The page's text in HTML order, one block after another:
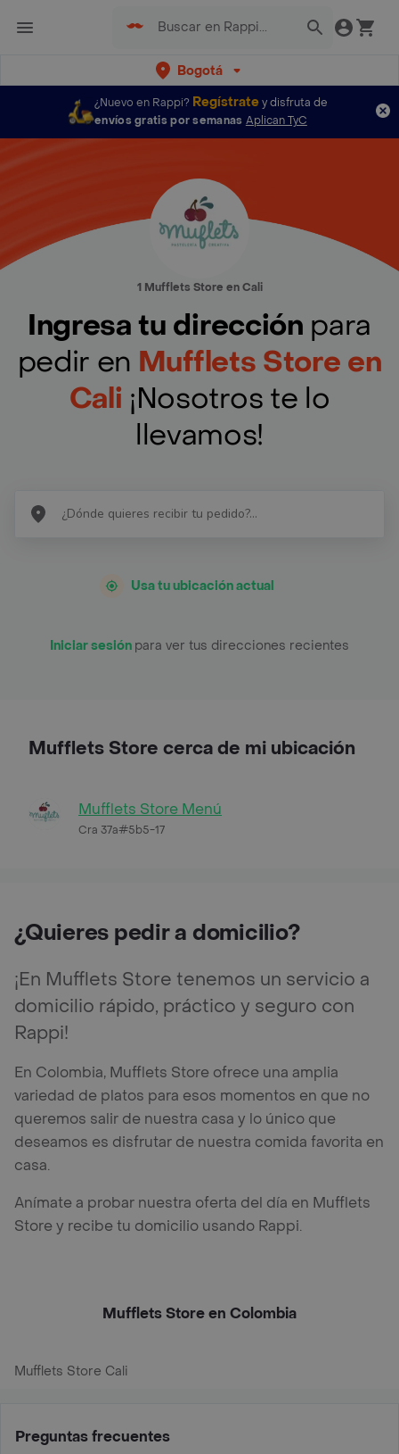
Bogotá
¿Nuevo en Rappi? Regístratey disfruta de
envíos gratis por semanas Aplican TyC
1 Mufflets Store en Cali
Ingresa tu dirección para
pedir en Mufflets Store en
Cali ¡Nosotros te lo
llevamos!
Usa tu ubicación actual
Iniciar sesión para ver tus direcciones recientes
Mufflets Store cerca de mi ubicación
Mufflets Store Menú
Cra 37a#5b5-17
¿Quieres pedir a domicilio?
¡En Mufflets Store tenemos un servicio a
domicilio rápido, práctico y seguro con
Rappi!
En Colombia, Mufflets Store ofrece una amplia
variedad de platos para esos momentos en que no
queremos salir de nuestra casa y lo único que
deseamos es disfrutar de nuestra comida favorita en
casa.
Anímate a probar nuestra oferta del día en Mufflets
Store y recibe tu domicilio usando Rappi.
Mufflets Store en Colombia
Mufflets Store Cali
Preguntas frecuentes